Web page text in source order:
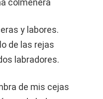
colmenera
y labores.
de las rejas
labradores.
de mis cejas